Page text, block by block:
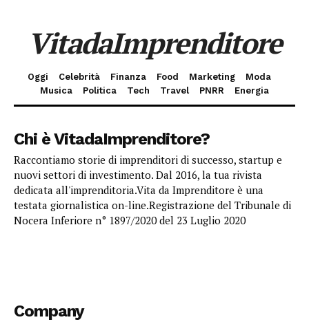
VitadaImprenditore
Oggi Celebrità Finanza Food Marketing
Moda
Musica
Politica Tech Travel PNRR Energia
Chi è VitadaImprenditore?
Raccontiamo storie di imprenditori di successo, startup e
nuovi settori di investimento. Dal 2016, la tua rivista
dedicata all'imprenditoria.Vita da Imprenditore è una
testata giornalistica on-line.Registrazione del Tribunale di
Nocera Inferiore n° 1897/2020 del 23 Luglio 2020
Company